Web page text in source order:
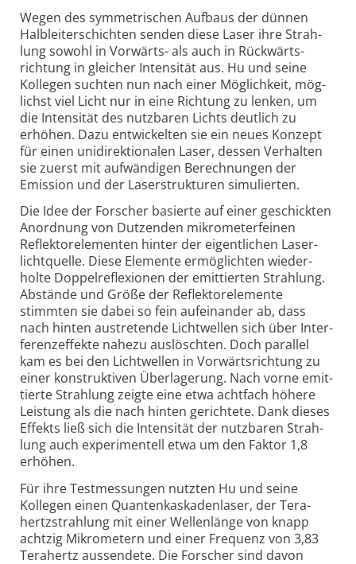
Wegen des symmetrischen Aufbaus der dünnen
Halb­leiter­schichten senden diese Laser ihre Strah­
lung sowohl in Vor­wärts- als auch in Rück­wärts­
richtung in gleicher Inten­sität aus. Hu und seine
Kollegen suchten nun nach einer Mög­lich­keit, mög­
lichst viel Licht nur in eine Richtung zu lenken, um
die Inten­sität des nutz­baren Lichts deut­lich zu
erhöhen. Dazu ent­wickel­ten sie ein neues Konzept
für einen uni­direk­tio­nalen Laser, dessen Ver­halten
sie zuerst mit auf­wän­digen Berech­nungen der
Emission und der Laser­struk­turen simu­lierten.
Die Idee der Forscher basierte auf einer geschickten
Anord­nung von Dutzenden mikro­meter­feinen
Reflek­tor­ele­menten hinter der eigent­lichen Laser­
licht­quelle. Diese Ele­mente ermög­lich­ten wieder­
holte Doppel­reflexi­onen der emit­tierten Strah­lung.
Abstände und Größe der Reflek­tor­ele­mente
stimmten sie dabei so fein auf­ein­ander ab, dass
nach hinten aus­tre­tende Licht­wellen sich über Inter­
ferenz­effekte nahe­zu aus­löschten. Doch parallel
kam es bei den Licht­wellen in Vor­wärts­richtung zu
einer kon­struk­tiven Über­lagerung. Nach vorne emit­
tierte Strah­lung zeigte eine etwa acht­fach höhere
Leistung als die nach hinten gerich­tete. Dank dieses
Effekts ließ sich die Inten­sität der nutz­baren Strah­
lung auch experi­men­tell etwa um den Faktor 1,8
erhöhen.
Für ihre Testmessungen nutzten Hu und seine
Kollegen einen Quanten­kaskaden­laser, der Tera­
hertz­strahlung mit einer Wellen­länge von knapp
achtzig Mikro­metern und einer Frequenz von 3,83
Tera­hertz aus­sendete. Die Forscher sind davon